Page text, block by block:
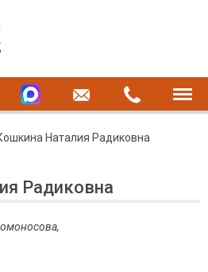
Наталия Радиковна
Радиковна